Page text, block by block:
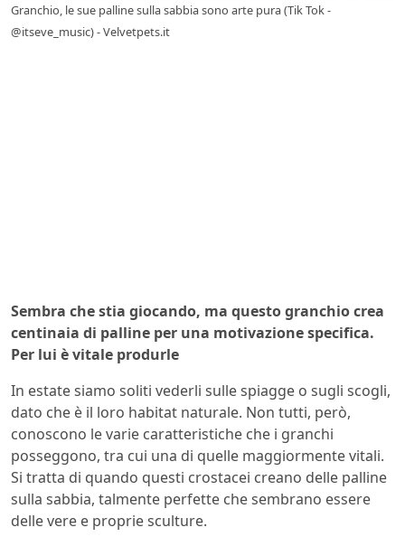
Granchio, le sue palline sulla sabbia sono arte pura (Tik Tok -
@itseve_music) - Velvetpets.it
Sembra che stia giocando, ma questo granchio crea
centinaia di palline per una motivazione specifica.
Per lui è vitale produrle
In estate siamo soliti vederli sulle spiagge o sugli scogli,
dato che è il loro habitat naturale. Non tutti, però,
conoscono le varie caratteristiche che i granchi
posseggono, tra cui una di quelle maggiormente vitali.
Si tratta di quando questi crostacei creano delle palline
sulla sabbia, talmente perfette che sembrano essere
delle vere e proprie sculture.